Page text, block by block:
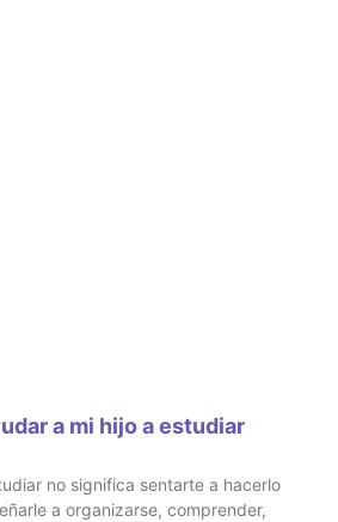
a mi hijo a estudiar
no significa sentarte a hacerlo
a organizarse, comprender,